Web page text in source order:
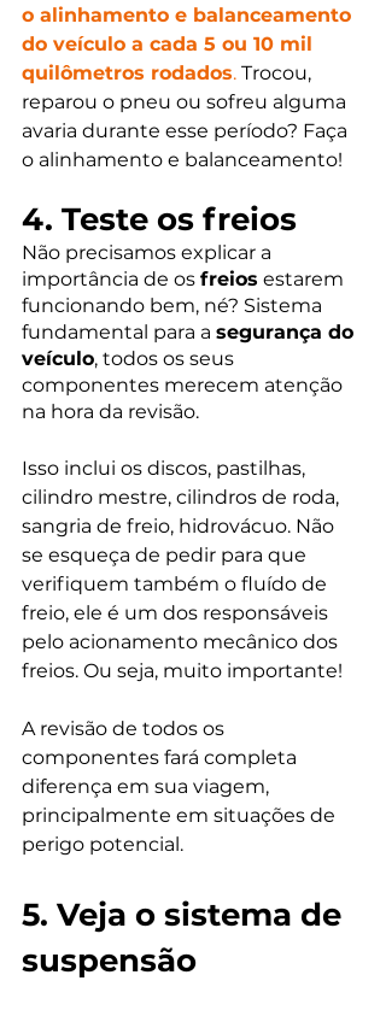
o alinhamento e balanceamento
do veículo a cada 5 ou 10 mil
quilômetros rodados. Trocou,
reparou o pneu ou sofreu alguma
avaria durante esse período? Faça
o alinhamento e balanceamento!
4. Teste os freios
Não precisamos explicar a
importância de os freios estarem
funcionando bem, né? Sistema
fundamental para a segurança do
veículo, todos os seus
componentes merecem atenção
na hora da revisão.
Isso inclui os discos, pastilhas,
cilindro mestre, cilindros de roda,
sangria de freio, hidrovácuo. Não
se esqueça de pedir para que
verifiquem também o fluído de
freio, ele é um dos responsáveis
pelo acionamento mecânico dos
freios. Ou seja, muito importante!
A revisão de todos os
componentes fará completa
diferença em sua viagem,
principalmente em situações de
perigo potencial.
5. Veja o sistema de
suspensão